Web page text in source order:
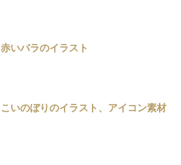
赤いバラのイラスト
こいのぼりのイラスト、アイコン素材